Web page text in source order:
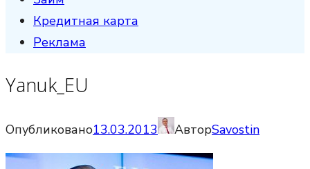
Кредитная карта
Реклама
Yanuk_EU
Опубликовано13.03.2013 АвторSavostin